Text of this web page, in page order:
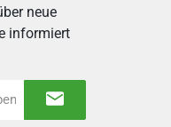
neue
informiert